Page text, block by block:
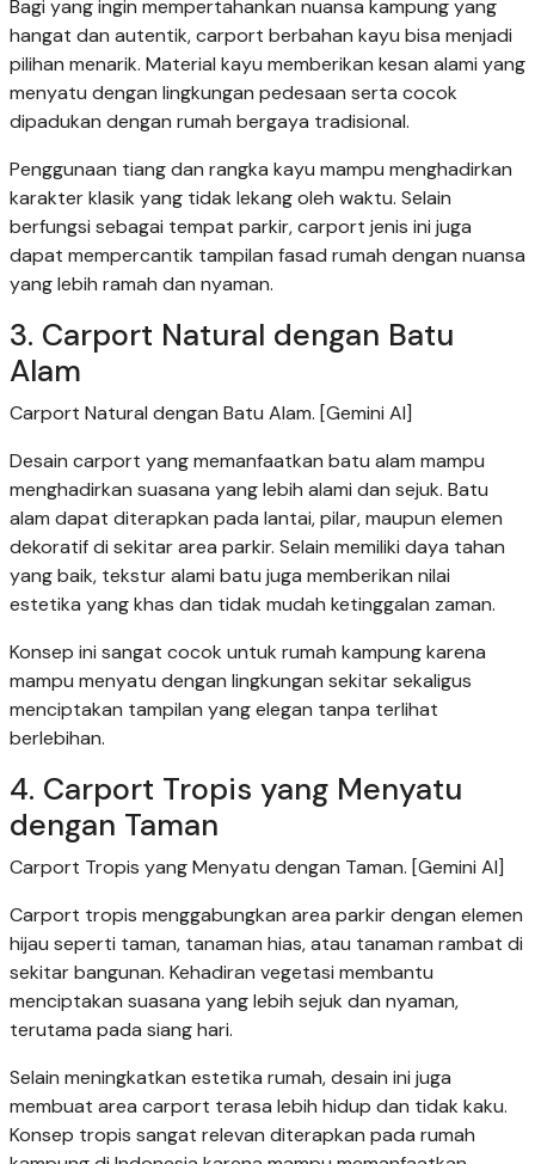
Bagi yang ingin mempertahankan nuansa kampung yang
hangat dan autentik, carport berbahan kayu bisa menjadi
pilihan menarik. Material kayu memberikan kesan alami yang
menyatu dengan lingkungan pedesaan serta cocok
dipadukan dengan rumah bergaya tradisional.
Penggunaan tiang dan rangka kayu mampu menghadirkan
karakter klasik yang tidak lekang oleh waktu. Selain
berfungsi sebagai tempat parkir, carport jenis ini juga
dapat mempercantik tampilan fasad rumah dengan nuansa
yang lebih ramah dan nyaman.
3. Carport Natural dengan Batu
Alam
Carport Natural dengan Batu Alam. [Gemini AI]
Desain carport yang memanfaatkan batu alam mampu
menghadirkan suasana yang lebih alami dan sejuk. Batu
alam dapat diterapkan pada lantai, pilar, maupun elemen
dekoratif di sekitar area parkir. Selain memiliki daya tahan
yang baik, tekstur alami batu juga memberikan nilai
estetika yang khas dan tidak mudah ketinggalan zaman.
Konsep ini sangat cocok untuk rumah kampung karena
mampu menyatu dengan lingkungan sekitar sekaligus
menciptakan tampilan yang elegan tanpa terlihat
berlebihan.
4. Carport Tropis yang Menyatu
dengan Taman
Carport Tropis yang Menyatu dengan Taman. [Gemini AI]
Carport tropis menggabungkan area parkir dengan elemen
hijau seperti taman, tanaman hias, atau tanaman rambat di
sekitar bangunan. Kehadiran vegetasi membantu
menciptakan suasana yang lebih sejuk dan nyaman,
terutama pada siang hari.
Selain meningkatkan estetika rumah, desain ini juga
membuat area carport terasa lebih hidup dan tidak kaku.
Konsep tropis sangat relevan diterapkan pada rumah